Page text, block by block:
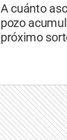
A cuánto
pozo
próximo